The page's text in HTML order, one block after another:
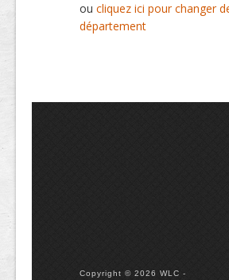
ou cliquez ici pour changer
département
Copyright © 2026 WLC -